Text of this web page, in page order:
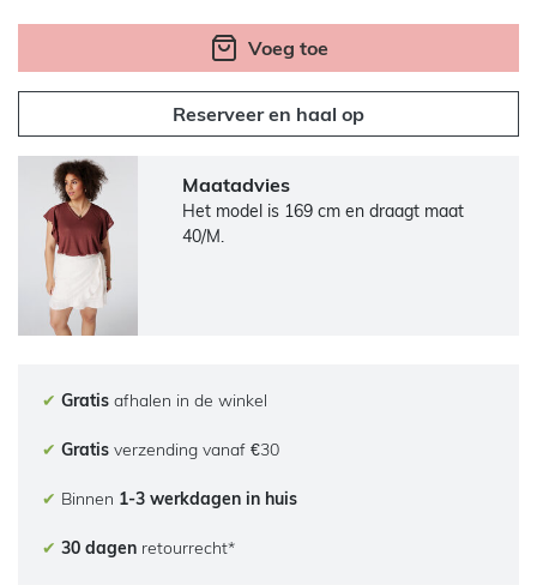
Voeg toe
Reserveer en haal op
Maatadvies
Het model is 169 cm en draagt maat
40/M.
✔ Gratis afhalen in de winkel
✔ Gratis verzending vanaf €30
✔ Binnen 1-3 werkdagen in huis
✔ 30 dagen retourrecht*